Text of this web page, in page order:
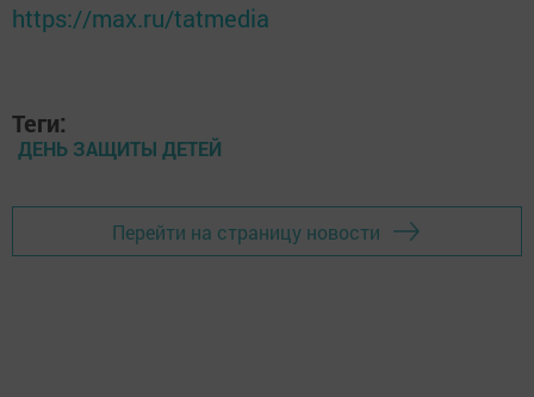
https://max.ru/tatmedia
Теги:
ДЕНЬ ЗАЩИТЫ ДЕТЕЙ
Перейти на страницу новости